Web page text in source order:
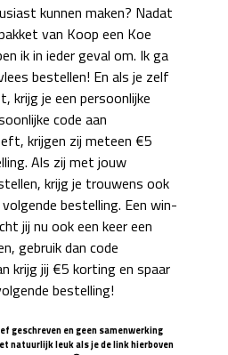
kunnen maken? Nadat
van Koop een Koe
ik in ieder geval om. Ik ga
bestellen! En als je zelf
krijg je een persoonlijke
code aan
krijgen zij meteen €5
Als zij met jouw
krijg je trouwens ook
bestelling. Een win-
jij nu ook een keer een
gebruik dan code
krijg jij €5 korting en spaar
bestelling!
geschreven en geen samenwerking
natuurlijk leuk als je de link hierboven